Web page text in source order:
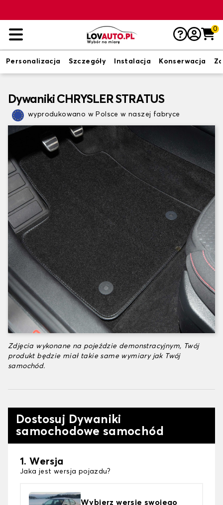
0
Personalizacja Szczegóły Instalacja Konserwacja
Dywaniki CHRYSLER STRATUS
wyprodukowano w Polsce w naszej fabryce
Zdjęcia wykonane na pojeździe demonstracyjnym, Twój
produkt będzie miał takie same wymiary jak Twój
samochód.
Dostosuj Dywaniki
samochodowe samochód
1. Wersja
Jaka jest wersja pojazdu?
Wybierz wersję swojego